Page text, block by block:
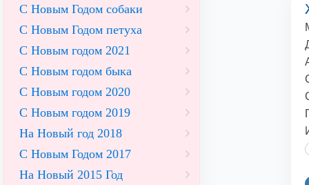
С Новым Годом собаки
С Новым Годом петуха
С Новым годом 2021
С Новым годом быка
С Новым годом 2020
С Новым годом 2019
На Новый год 2018
С Новым Годом 2017
На Новый 2015 Год